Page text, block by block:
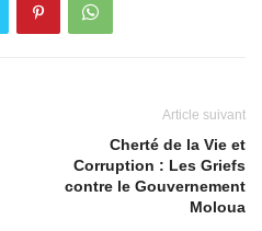
Article suivant
Cherté de la Vie et
Corruption : Les Griefs
contre le Gouvernement
Moloua